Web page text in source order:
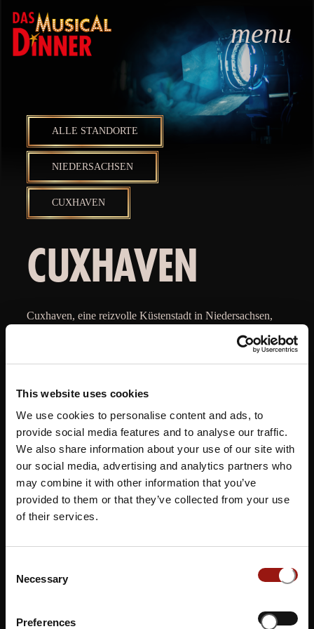
This website uses cookies
We use cookies to personalise content and ads, to
provide social media features and to analyse our traffic.
We also share information about your use of our site with
our social media, advertising and analytics partners who
may combine it with other information that you’ve
provided to them or that they’ve collected from your use
of their services.
Selection
Necessary
Preferences
menu
ALLE STANDORTE
NIEDERSACHSEN
CUXHAVEN
CUXHAVEN
Cuxhaven, eine reizvolle Küstenstadt in Niedersachsen,
verzaubert mit ihrem einzigartigen Charme, der von der
Lebenskultur und maritime Tradition auf faszinierende
lebendigen Hafenanlagen bietet die Stadt eine Fülle von
Freizeitmöglichkeiten für Besucher jeden Alters.
Das Musical Dinner in Cuxhaven, veranstaltet imRestaur
ant Zimdars
, ist ein besonderes Highlight inmitten dieser
lebendigen Kulisse. Hier erleben Gäste eine einzigartige
mitreißenden Live-Musikdarbietungen. Während sie lokale
mit einer Vielzahl von Musicalsongs und Melodien